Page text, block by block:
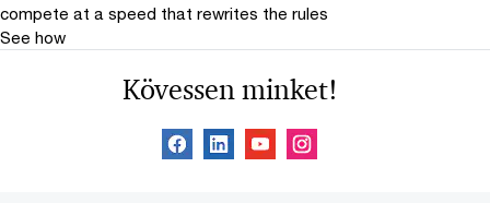
compete at a speed that rewrites the rules
See how
Kövessen minket!